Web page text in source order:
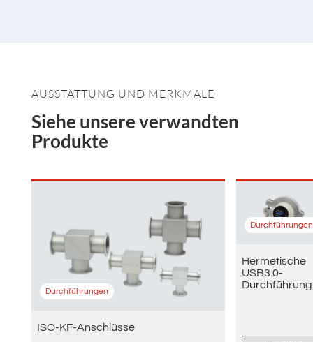
AUSSTATTUNG UND MERKMALE
Siehe unsere verwandten
Produkte
Durchführungen
ISO-KF-Anschlüsse
Durchführungen
Hermetische
USB3.0-
Durchführung